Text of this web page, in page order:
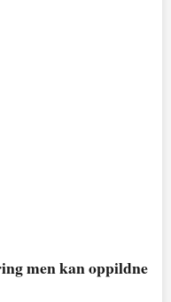
men kan oppildne